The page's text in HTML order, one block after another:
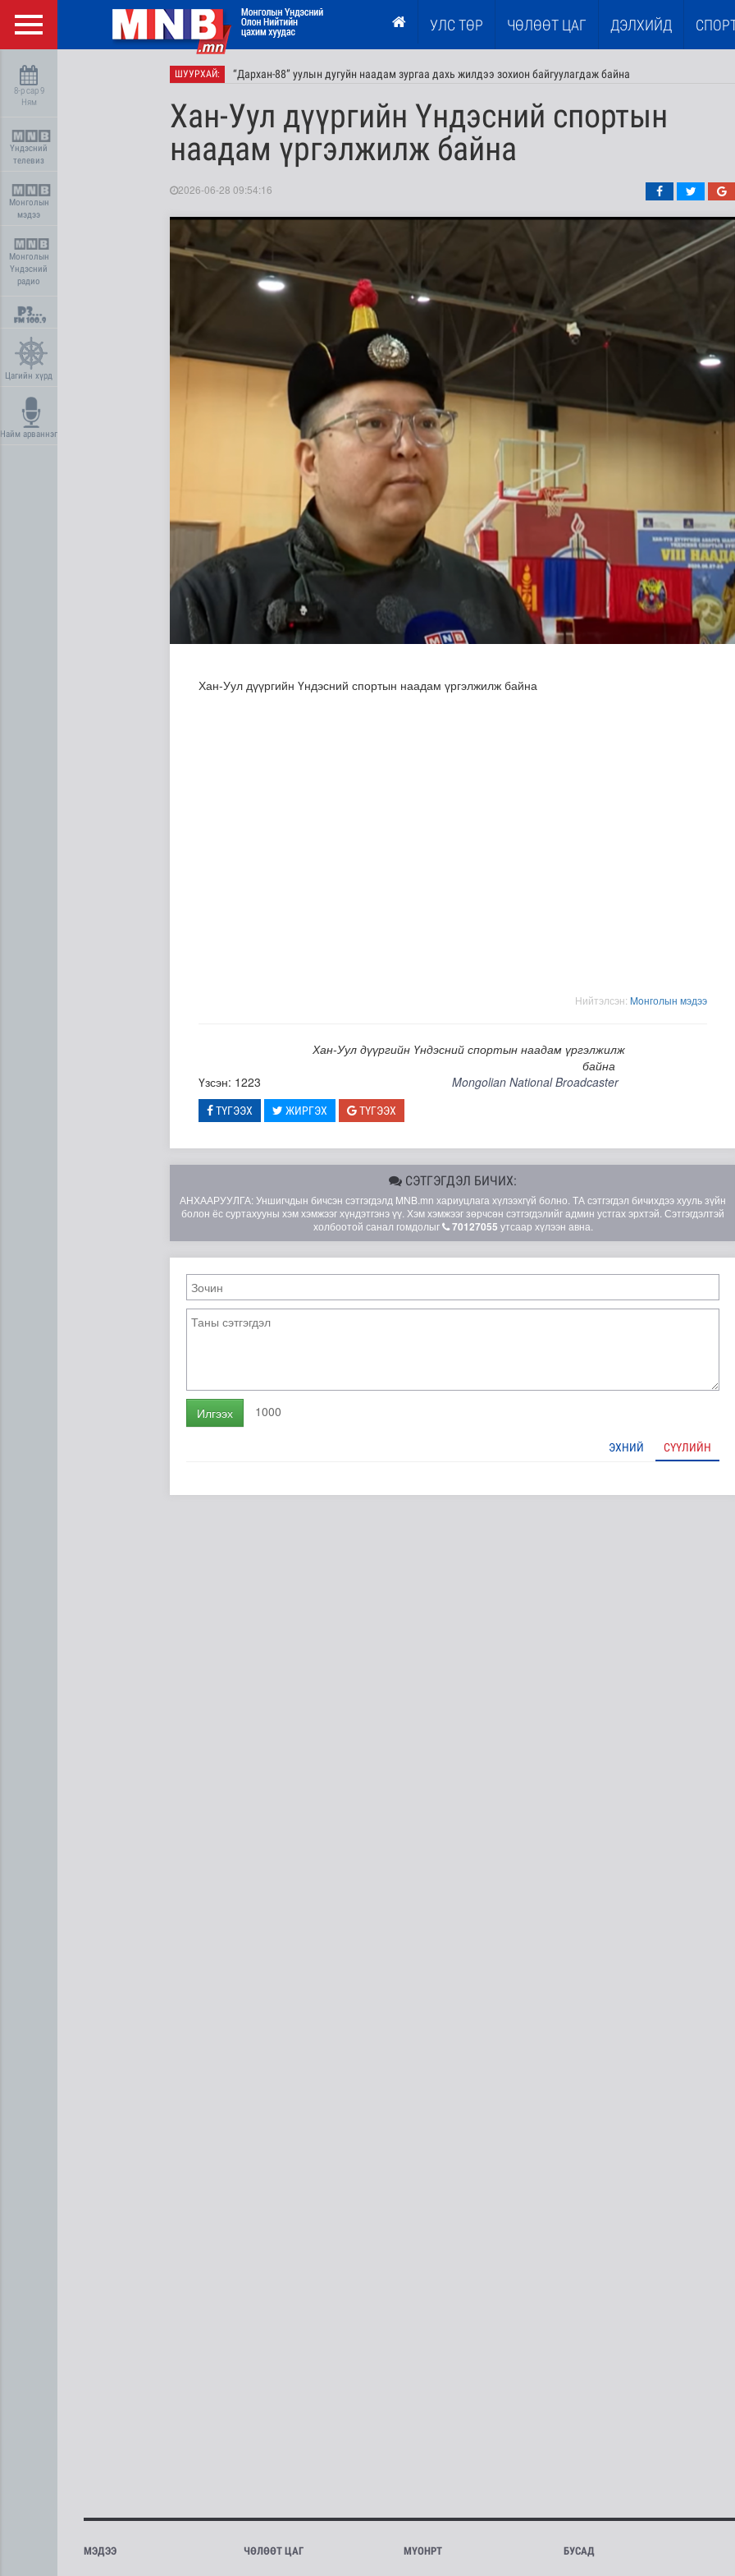
УЛС ТӨР ЧӨЛӨӨТ ЦАГ ДЭЛХИЙД
8-р сар 9
Ням
Үндэсний
телевиз
Монголын
мэдээ
Монголын
Үндэсний
радио
Цагийн хүрд
Найм арваннэг
ШУУРХАЙ: “Дархан-88” уулын дугуйн наадам зургаа дахь жилдээ зохион байгуулагдаж байна
Усны ослоос урьдчилан сэргийлэх эргүүлүүд тогтмол ажиллаж байна
“Дүрслэх урлагийн оюуны өв сан” тусгай үзэсгэлэн нээгдлээ
Хан-Уул дүүргийн Үндэсний спортын
наадам үргэлжилж байна
2026-06-28 09:54:16
Хан-Уул дүүргийн Үндэсний спортын наадам үргэлжилж байна
Нийтэлсэн: Moнголын мэдээ
Хан-Уул дүүргийн Үндэсний спортын наадам үргэлжилж
байна
Үзсэн: 1223
Mongolian National Broadcaster
ТҮГЭЭХ ЖИРГЭХ ТҮГЭЭХ
СЭТГЭГДЭЛ БИЧИХ:
АНХААРУУЛГА: Уншигчдын бичсэн сэтгэгдэлд MNB.mn хариуцлага хүлээхгүй болно. ТА сэтгэгдэл бичихдээ хууль зүйн
болон ёс суртахууны хэм хэмжээг хүндэтгэнэ үү. Хэм хэмжээг зөрчсөн сэтгэгдэлийг админ устгах эрхтэй. Сэтгэгдэлтэй
холбоотой санал гомдолыг
70127055 утсаар хүлээн авна.
Илгээх 1000
ЭХНИЙ СҮҮЛИЙН
МЭДЭЭ ЧӨЛӨӨТ ЦАГ МҮОНРТ БУСАД